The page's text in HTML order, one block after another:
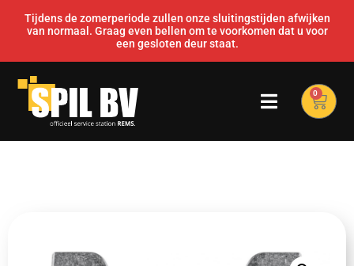
Tijdens de zomerperiode zullen onze sluitingstijden afwijken
van normaal. Graag even bellen om te voorkomen dat u voor
een gesloten deur staat.
0